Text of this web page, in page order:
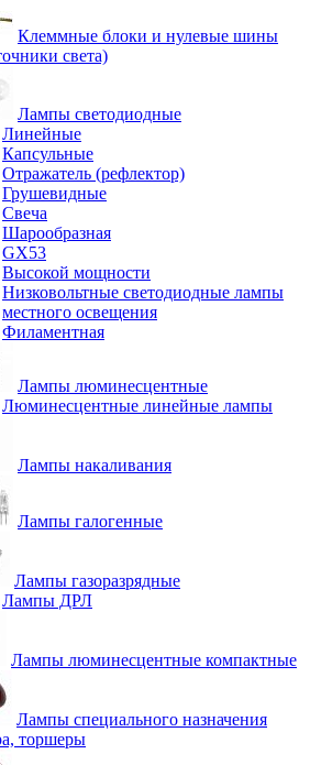
Клеммные блоки и нулевые шины
света)
Лампы светодиодные
Линейные
Капсульные
Отражатель (рефлектор)
Грушевидные
Свеча
Шарообразная
GX53
Высокой мощности
Низковольтные светодиодные лампы
местного освещения
Филаментная
Лампы люминесцентные
Люминесцентные линейные лампы
Лампы накаливания
Лампы галогенные
Лампы газоразрядные
Лампы ДРЛ
Лампы люминесцентные компактные
Лампы специального назначения
торшеры